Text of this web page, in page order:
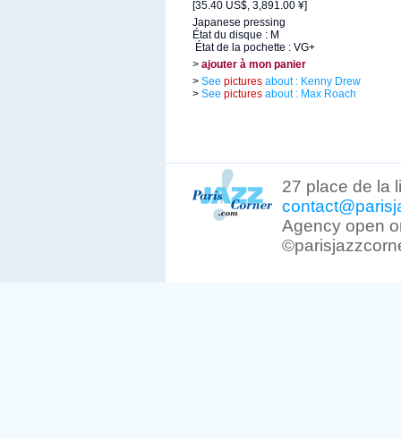
[35.40 US$, 3,891.00 ¥]
Japanese pressing
État du disque : M
État de la pochette : VG+
> ajouter à mon panier
> See pictures about : Kenny Drew
> See pictures about : Max Roach
27 place de la
Agency open